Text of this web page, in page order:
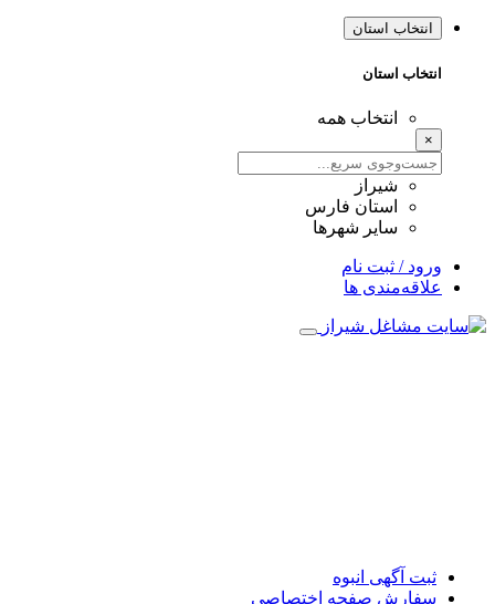
انتخاب استان
انتخاب استان
انتخاب همه
×
شیراز
استان فارس
سایر شهرها
ورود / ثبت نام
علاقه‌مندی ها
ثبت آگهی انبوه
سفارش صفحه اختصاصی